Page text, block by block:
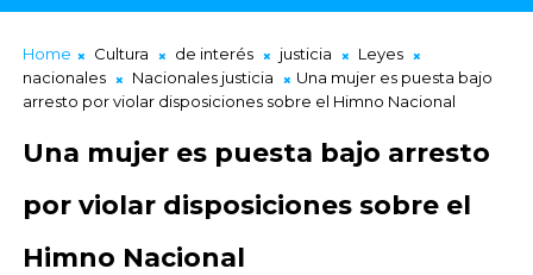
Home Cultura de interés justicia
Leyes
nacionales
Nacionales justicia
Una mujer es puesta bajo
arresto por violar disposiciones sobre el Himno Nacional
Una mujer es puesta bajo arresto
por violar disposiciones sobre el
Himno Nacional